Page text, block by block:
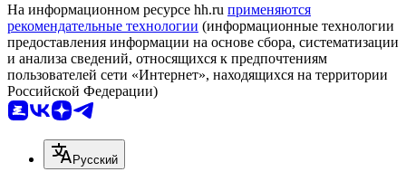
На информационном ресурсе hh.ru применяются
рекомендательные технологии (информационные технологии
предоставления информации на основе сбора, систематизации
и анализа сведений, относящихся к предпочтениям
пользователей сети «Интернет», находящихся на территории
Российской Федерации)
Русский